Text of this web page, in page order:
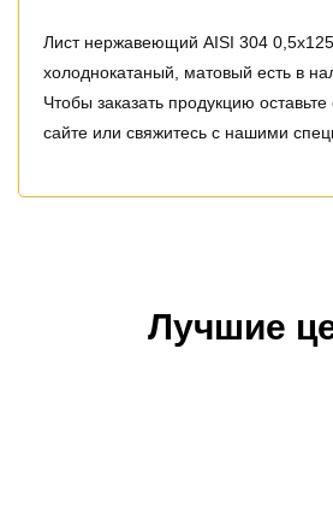
Лист нержавеющий AISI 304
холоднокатаный, матовый есть в
Чтобы заказать продукцию
сайте или свяжитесь с нашими
Лучшие